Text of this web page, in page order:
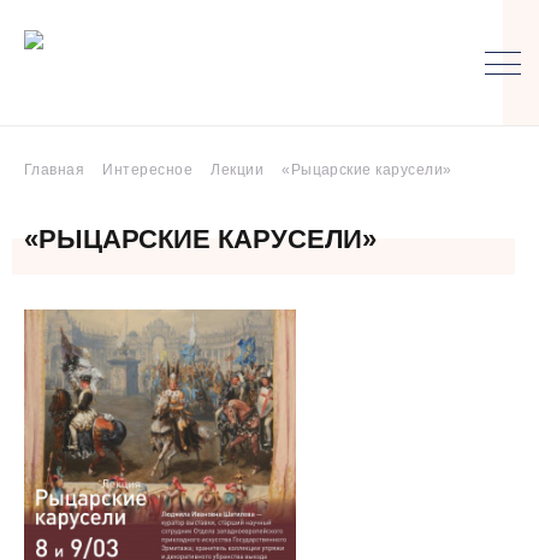
Главная Интересное Лекции «Рыцарские карусели»
«РЫЦАРСКИЕ КАРУСЕЛИ»